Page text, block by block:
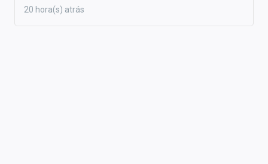
20 hora(s) atrás